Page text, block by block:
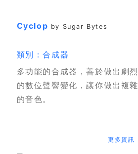
Cyclop by Sugar Bytes
類別：合成器
多功能的合成器，善於做出劇烈
的數位聲響變化，讓你做出複雜
的音色。
更多資訊